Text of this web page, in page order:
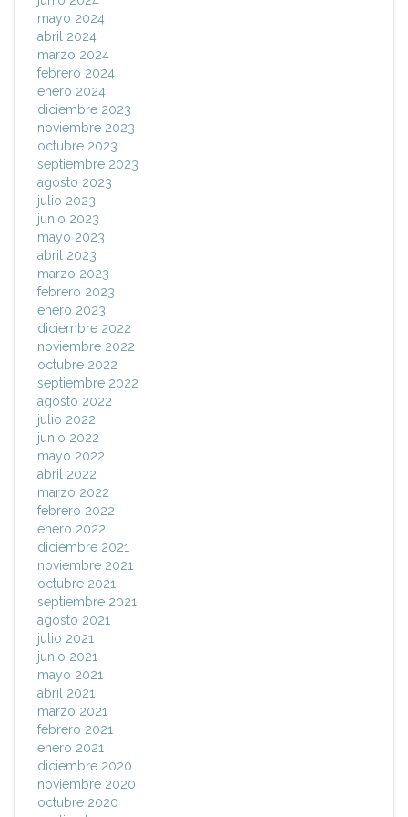
mayo 2024
abril 2024
marzo 2024
febrero 2024
enero 2024
diciembre 2023
noviembre 2023
octubre 2023
septiembre 2023
agosto 2023
julio 2023
junio 2023
mayo 2023
abril 2023
marzo 2023
febrero 2023
enero 2023
diciembre 2022
noviembre 2022
octubre 2022
septiembre 2022
agosto 2022
julio 2022
junio 2022
mayo 2022
abril 2022
marzo 2022
febrero 2022
enero 2022
diciembre 2021
noviembre 2021
octubre 2021
septiembre 2021
agosto 2021
julio 2021
junio 2021
mayo 2021
abril 2021
marzo 2021
febrero 2021
enero 2021
diciembre 2020
noviembre 2020
octubre 2020